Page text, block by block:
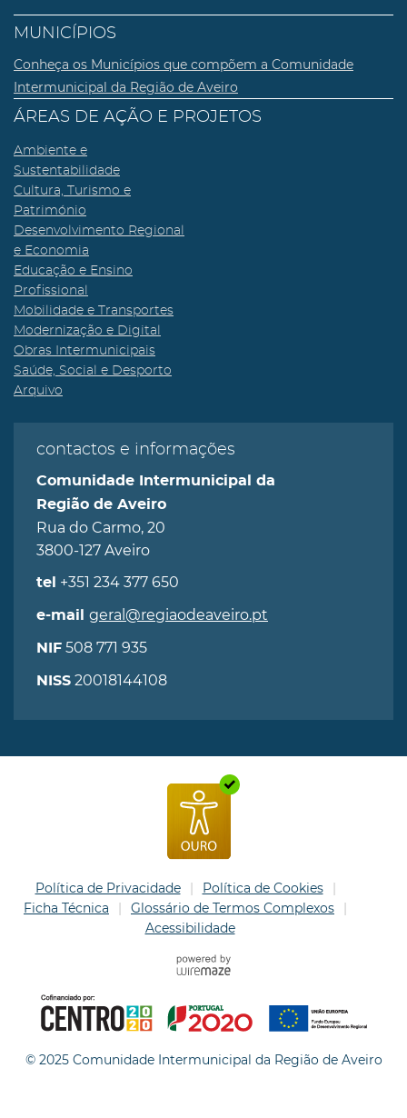
MUNICÍPIOS
Conheça os Municípios que compõem a Comunidade
Intermunicipal da Região de Aveiro
ÁREAS DE AÇÃO E PROJETOS
Ambiente e
Sustentabilidade
Cultura, Turismo e
Património
Desenvolvimento Regional
e Economia
Educação e Ensino
Profissional
Mobilidade e Transportes
Modernização e Digital
Obras Intermunicipais
Saúde, Social e Desporto
Arquivo
contactos e informações
Comunidade Intermunicipal da
Região de Aveiro
Rua do Carmo, 20
3800-127 Aveiro
tel +351 234 377 650
e-mail geral@regiaodeaveiro.pt
NIF 508 771 935
NISS 20018144108
Política de Privacidade
Política de Cookies
Ficha Técnica
Glossário de Termos Complexos
Acessibilidade
© 2025 Comunidade Intermunicipal da Região de Aveiro